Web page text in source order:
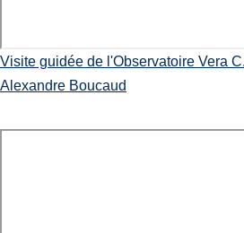
Visite guidée de l'Observatoire Vera
Alexandre Boucaud